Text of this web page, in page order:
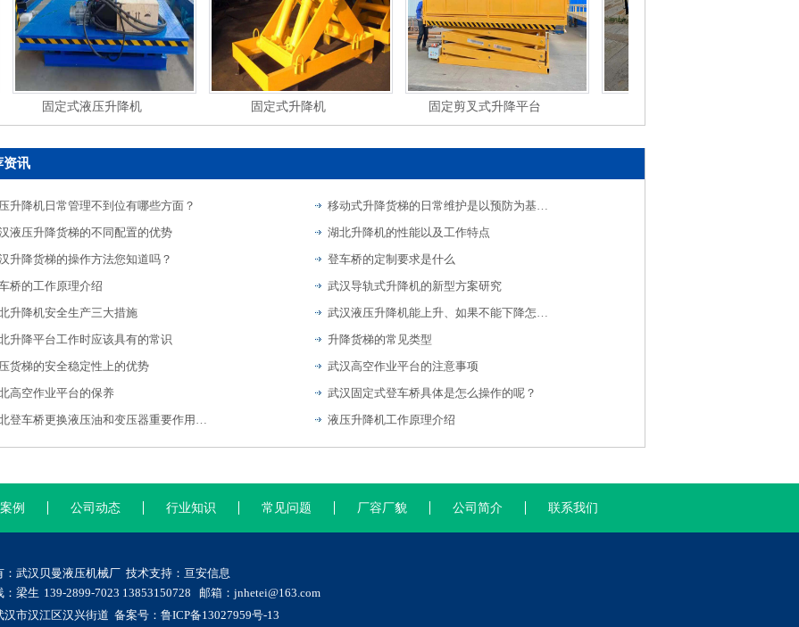
固定式液压升降机 固定式升降机 固定剪叉式升降平台
资讯
升降机日常管理不到位有哪些方面？
移动式升降货梯的日常维护是以预防为基础的
液压升降货梯的不同配置的优势
湖北升降机的性能以及工作特点
升降货梯的操作方法您知道吗？
登车桥的定制要求是什么
桥的工作原理介绍
武汉导轨式升降机的新型方案研究
升降机安全生产三大措施
武汉液压升降机能上升、如果不能下降怎么办？
升降平台工作时应该具有的常识
升降货梯的常见类型
货梯的安全稳定性上的优势
武汉高空作业平台的注意事项
高空作业平台的保养
武汉固定式登车桥具体是怎么操作的呢？
湖北登车桥更换液压油和变压器重要作用是什么？
液压升降机工作原理介绍
例 公司动态 行业知识 常见问题 厂容厂貌 公司简介 联系我们
：武汉贝曼液压机械厂 技术支持： 亘安信息
：梁生 139-2899-7023 13853150728 邮箱：jnhetei@163.com
汉市汉江区汉兴街道 备案号： 鲁ICP备13027959号-13